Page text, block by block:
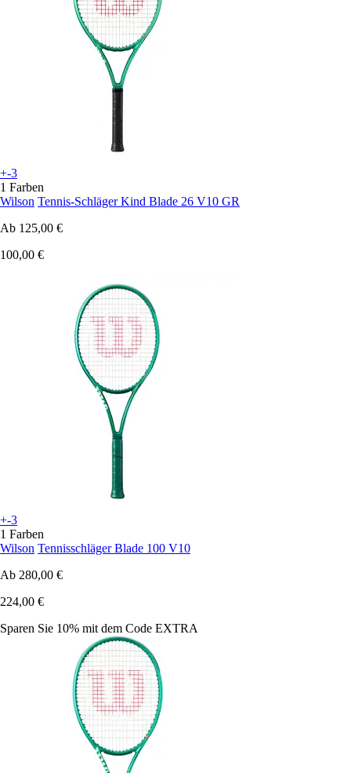
+-3
1 Farben
Wilson Tennis-Schläger Kind Blade 26 V10 GR
Ab 125,00 €
100,00 €
+-3
1 Farben
Wilson Tennisschläger Blade 100 V10
Ab 280,00 €
224,00 €
Sparen Sie 10% mit dem Code EXTRA